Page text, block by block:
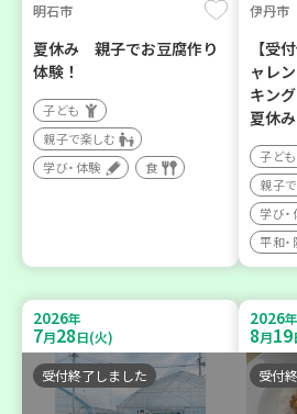
明石市
夏休み 親子でお豆腐作り
体験！
子ども
親子で楽しむ
学び・体験
食
伊丹市
【受
ャレ
キン
夏休
子ども
親子
学び
平和・
2026年
7月28日(火)
受付終了しました
2026年
8月19
受付